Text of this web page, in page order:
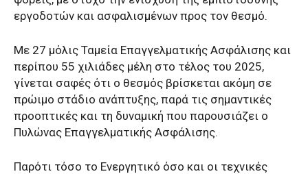
εργοδοτών και ασφαλισμένων προς τον θεσμό.
Με 27 μόλις Ταμεία Επαγγελματικής Ασφάλισης και
περίπου 55 χιλιάδες μέλη στο τέλος του 2025,
γίνεται σαφές ότι ο θεσμός βρίσκεται ακόμη σε
πρώιμο στάδιο ανάπτυξης, παρά τις σημαντικές
προοπτικές και τη δυναμική που παρουσιάζει ο
Πυλώνας Επαγγελματικής Ασφάλισης.
Παρότι τόσο το Ενεργητικό όσο και οι τεχνικές